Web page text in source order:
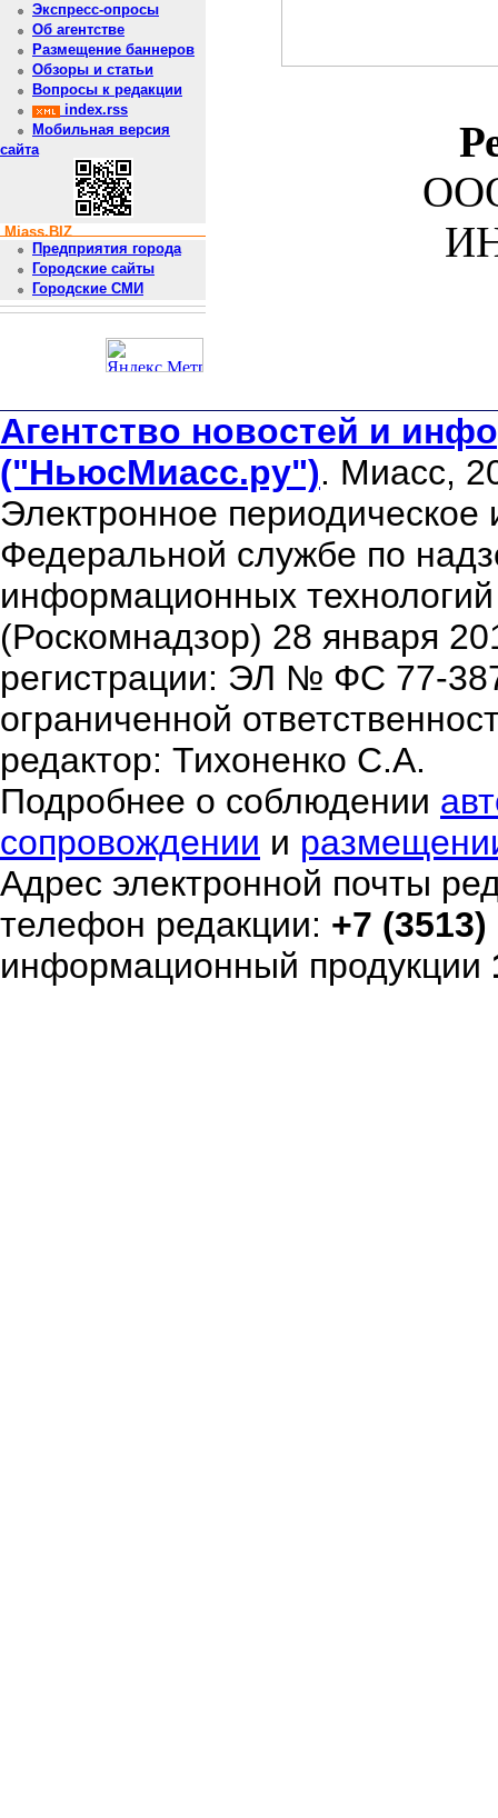
Экспресс-опросы
Об агентстве
Размещение баннеров
Обзоры и статьи
Вопросы к редакции
index.rss
Мобильная версия
сайта
Miass.BIZ
Предприятия города
Городские сайты
Городские СМИ
Агентство новостей и
("НьюсМиасс.ру"). Миасс,
Электронное периодическое
Федеральной службе по
информационных
(Роскомнадзор) 28 января
регистрации: ЭЛ № ФС 77-
ограниченной
редактор: Тихоненко С.А.
Подробнее о соблюдении
сопровождении и
Адрес электронной почты
телефон редакции: +7
информационный продукции